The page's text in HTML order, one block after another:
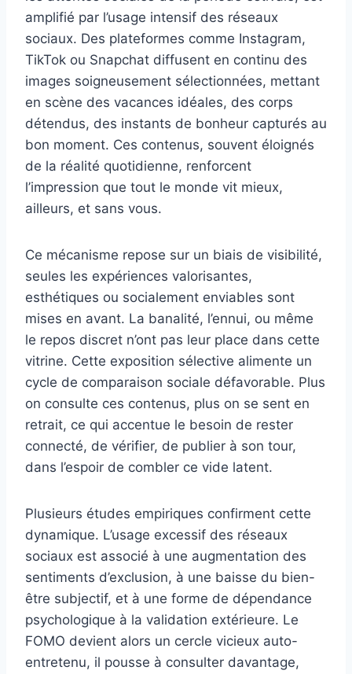
amplifié par l’usage intensif des réseaux
sociaux. Des plateformes comme Instagram,
TikTok ou Snapchat diffusent en continu des
images soigneusement sélectionnées, mettant
en scène des vacances idéales, des corps
détendus, des instants de bonheur capturés au
bon moment. Ces contenus, souvent éloignés
de la réalité quotidienne, renforcent
l’impression que tout le monde vit mieux,
ailleurs, et sans vous.
Ce mécanisme repose sur un biais de visibilité,
seules les expériences valorisantes,
esthétiques ou socialement enviables sont
mises en avant. La banalité, l’ennui, ou même
le repos discret n’ont pas leur place dans cette
vitrine. Cette exposition sélective alimente un
cycle de comparaison sociale défavorable. Plus
on consulte ces contenus, plus on se sent en
retrait, ce qui accentue le besoin de rester
connecté, de vérifier, de publier à son tour,
dans l’espoir de combler ce vide latent.
Plusieurs études empiriques confirment cette
dynamique. L’usage excessif des réseaux
sociaux est associé à une augmentation des
sentiments d’exclusion, à une baisse du bien-
être subjectif, et à une forme de dépendance
psychologique à la validation extérieure. Le
FOMO devient alors un cercle vicieux auto-
entretenu, il pousse à consulter davantage,